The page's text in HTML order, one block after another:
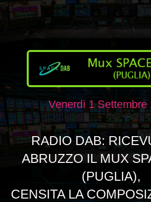
Venerdì 1 Settembre
RADIO DAB:
ABRUZZO IL MUX
(PUGLIA),
CENSITA LA